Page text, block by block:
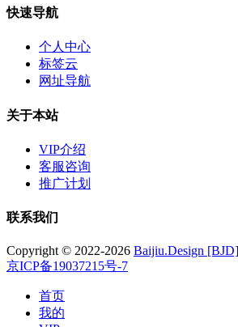
快速导航
个人中心
标签云
网址导航
关于本站
VIP介绍
客服咨询
推广计划
联系我们
Copyright © 2022-2026 Baijiu.Design [BJD]
京ICP备19037215号-7
首页
我的